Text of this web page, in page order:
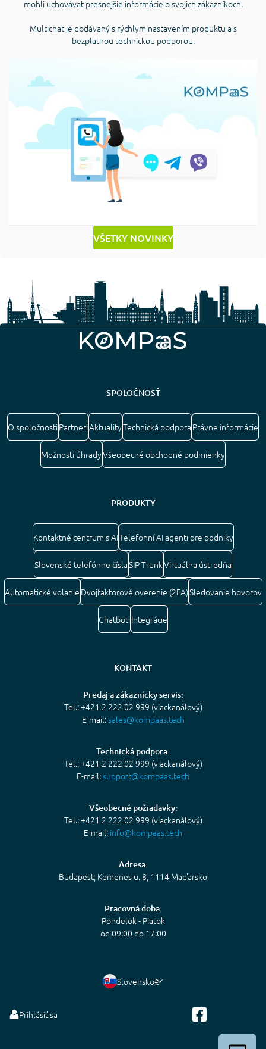
mohli uchovávať presnejšie informácie o svojich zákazníkoch.
Multichat je dodávaný s rýchlym nastavením produktu a s
bezplatnou technickou podporou.
VŠETKY NOVINKY
SPOLOČNOSŤ
O spoločnostiPartneriAktualityTechnická podpora Právne informácie
Možnosti úhradyVšeobecné obchodné podmienky
PRODUKTY
Kontaktné centrum s AITelefonní AI agenti pre podniky
Slovenské telefónne číslaSIP TrunkVirtuálna ústredňa
Automatické volanie Dvojfaktorové overenie (2FA)Sledovanie hovorov
ChatbotiIntegrácie
KONTAKT
Predaj a zákaznícky servis:
Tel.: +421 2 222 02 999 (viackanálový)
E-mail:sales@kompaas.tech
Technická podpora:
Tel.: +421 2 222 02 999 (viackanálový)
E-mail:support@kompaas.tech
Všeobecné požiadavky:
Tel.: +421 2 222 02 999 (viackanálový)
E-mail: info@kompaas.tech
Adresa:
Budapest, Kemenes u. 8, 1114 Maďarsko
Pracovná doba:
Pondelok - Piatok
od 09:00 do 17:00
Slovensko€
Prihlásiť sa